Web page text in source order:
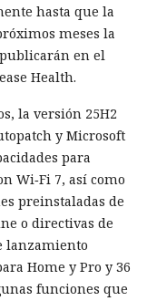
hasta que la
meses la
en el
Health.
la versión 25H2
y Microsoft
para
Wi‑Fi 7, así como
preinstaladas de
o directivas de
lanzamiento
Home y Pro y 36
funciones que